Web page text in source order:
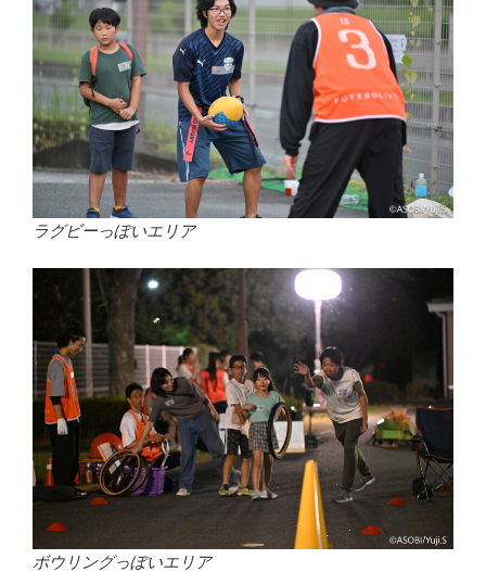
ラグビーっぽいエリア
ボウリングっぽいエリア